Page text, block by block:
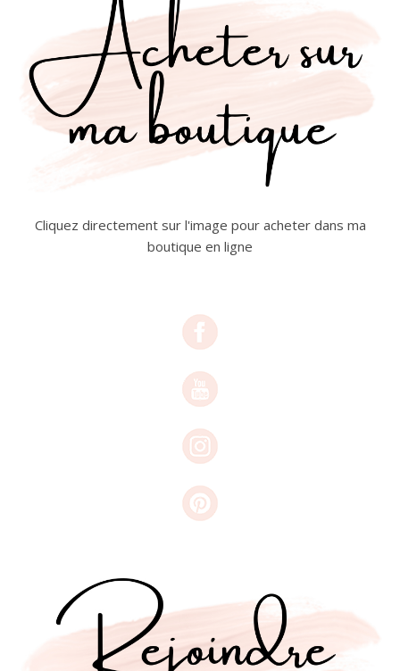
Cliquez directement sur l'image pour acheter dans ma
boutique en ligne